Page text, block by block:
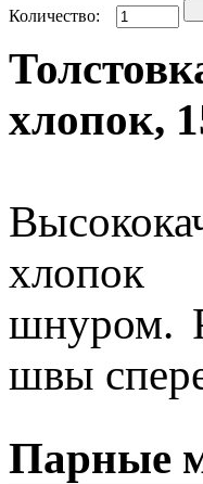
Количество:
хлопок,
хлопок
шнуром.
швы
Парные